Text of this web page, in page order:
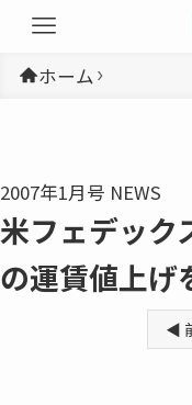
ホーム
2007年1月号 NEWS
米フェデック
の運賃値上げ
◀